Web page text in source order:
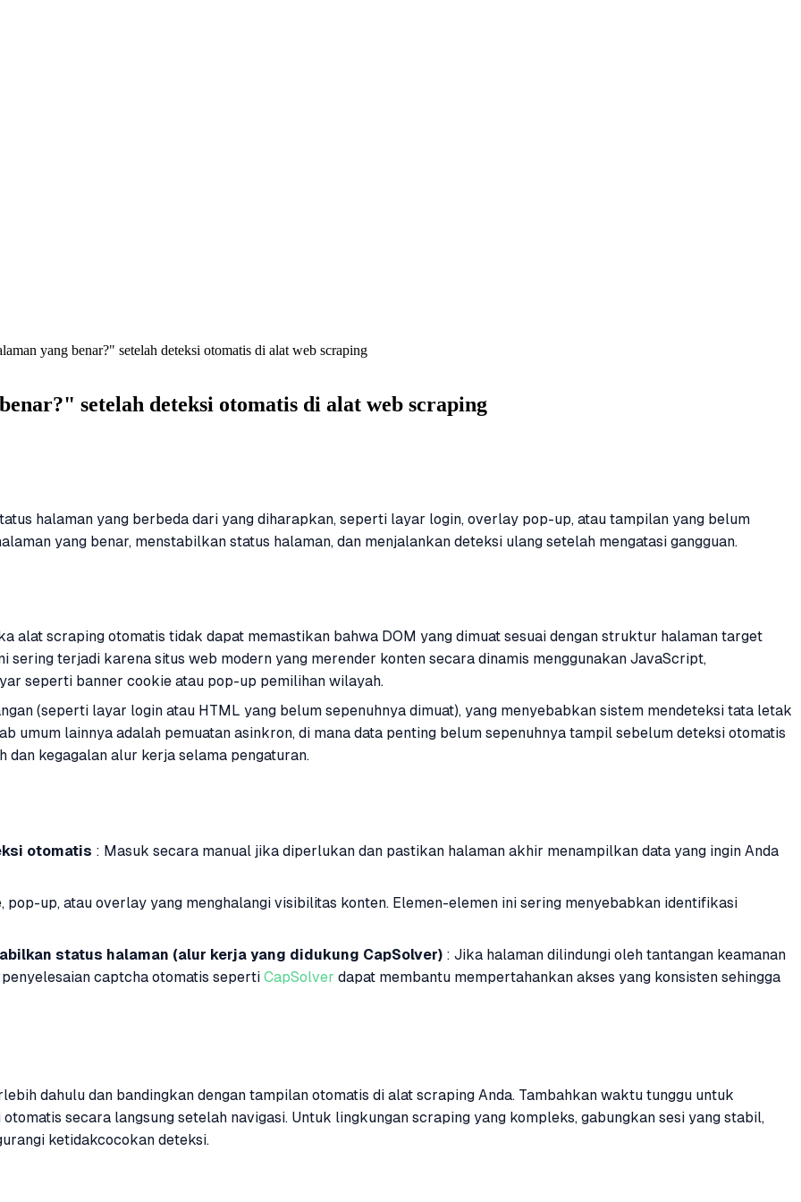
yang benar?" setelah deteksi otomatis di alat web scraping
setelah deteksi otomatis di alat web scraping
halaman yang berbeda dari yang diharapkan, seperti layar login, overlay pop-up, atau tampilan yang belum
yang benar, menstabilkan status halaman, dan menjalankan deteksi ulang setelah mengatasi gangguan.
alat scraping otomatis tidak dapat memastikan bahwa DOM yang dimuat sesuai dengan struktur halaman target
sering terjadi karena situs web modern yang merender konten secara dinamis menggunakan JavaScript,
seperti banner cookie atau pop-up pemilihan wilayah.
(seperti layar login atau HTML yang belum sepenuhnya dimuat), yang menyebabkan sistem mendeteksi tata letak
umum lainnya adalah pemuatan asinkron, di mana data penting belum sepenuhnya tampil sebelum deteksi otomatis
dan kegagalan alur kerja selama pengaturan.
otomatis : Masuk secara manual jika diperlukan dan pastikan halaman akhir menampilkan data yang ingin Anda
pop-up, atau overlay yang menghalangi visibilitas konten. Elemen-elemen ini sering menyebabkan identifikasi
status halaman (alur kerja yang didukung CapSolver) : Jika halaman dilindungi oleh tantangan keamanan
captcha otomatis seperti CapSolver dapat membantu mempertahankan akses yang konsisten sehingga
dahulu dan bandingkan dengan tampilan otomatis di alat scraping Anda. Tambahkan waktu tunggu untuk
secara langsung setelah navigasi. Untuk lingkungan scraping yang kompleks, gabungkan sesi yang stabil,
ketidakcocokan deteksi.